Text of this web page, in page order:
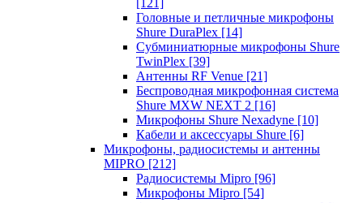
[121]
Головные и петличные микрофоны
Shure DuraPlex [14]
Субминиатюрные микрофоны Shure
TwinPlex [39]
Антенны RF Venue [21]
Беспроводная микрофонная система
Shure MXW NEXT 2 [16]
Микрофоны Shure Nexadyne [10]
Кабели и аксессуары Shure [6]
Микрофоны, радиосистемы и антенны
MIPRO [212]
Радиосистемы Mipro [96]
Микрофоны Mipro [54]